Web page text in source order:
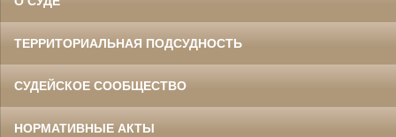
ТЕРРИТОРИАЛЬНАЯ ПОДСУДНОСТЬ
СУДЕЙСКОЕ СООБЩЕСТВО
НОРМАТИВНЫЕ АКТЫ